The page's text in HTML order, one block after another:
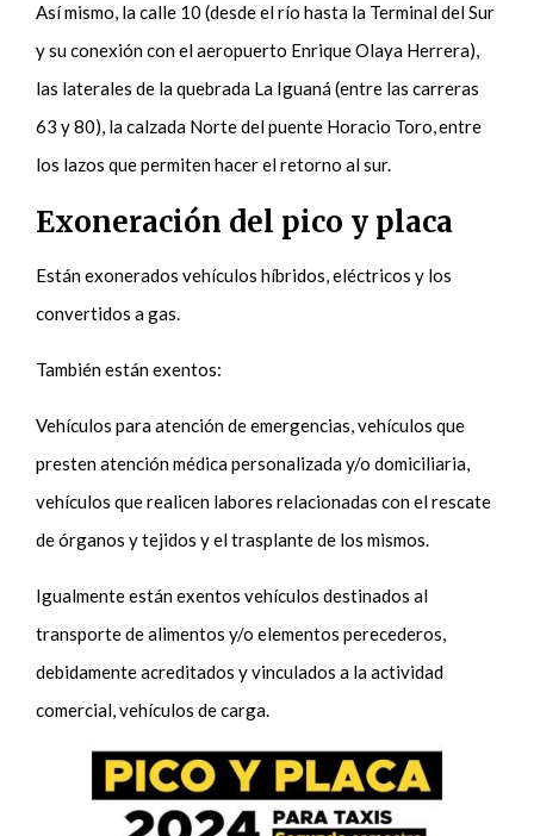
Así mismo, la calle 10 (desde el río hasta la Terminal del Sur
y su conexión con el aeropuerto Enrique Olaya Herrera),
las laterales de la quebrada La Iguaná (entre las carreras
63 y 80), la calzada Norte del puente Horacio Toro, entre
los lazos que permiten hacer el retorno al sur.
Exoneración del pico y placa
Están exonerados vehículos híbridos, eléctricos y los
convertidos a gas.
También están exentos:
Vehículos para atención de emergencias, vehículos que
presten atención médica personalizada y/o domiciliaria,
vehículos que realicen labores relacionadas con el rescate
de órganos y tejidos y el trasplante de los mismos.
Igualmente están exentos vehículos destinados al
transporte de alimentos y/o elementos perecederos,
debidamente acreditados y vinculados a la actividad
comercial, vehículos de carga.